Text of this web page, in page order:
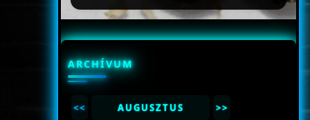
ARCHÍVUM
<< AUGUSZTUS >>